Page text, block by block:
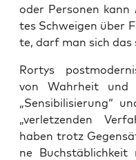
oder Per­so­nen kann
tes Schwei­gen über
te, darf man sich das
Ror­tys
von Wahr­heit und
„Sen­si­bi­li­sie­rung“
„ver­let­zen­den
haben trotz
ne